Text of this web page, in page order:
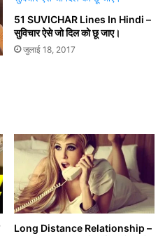
51 SUVICHAR Lines In Hindi –
सुविचार ऐसे जो दिल को छू जाए।
जुलाई 18, 2017
Long Distance Relationship –